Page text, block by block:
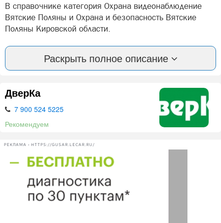
В справочнике категория Охрана видеонаблюдение
Вятские Поляны и Охрана и безопасность Вятские
Поляны Кировской области.
Вы можете оставить отзыв или оценить компанию:
ООО ЧОП Альфа Вятские Поляны.
А так же, задать вопрос представителями фирмы: ООО
«Альфа»- частное охранное предприятие в г. Вятские
любого человека. Безопасность - это уверенность в
себе, в своем настоящем и будущем. Безопасность -
это то, что может вам дать частное охранное
предприятие (ЧОП) «Альфа» г. Вятские Поляны.
Наша компания оказывает охранные услуги с 2008
года. Учредитель и сотрудники начали работать в этой
Раскрыть полное описание
ДверКа
7 900 524 5225
Рекомендуем
РЕКЛАМА • HTTPS://GUSAR.LECAR.RU/